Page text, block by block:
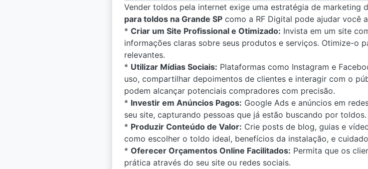
Vender toldos pela internet exige uma estratégia de marketing
para toldos na Grande SP como a RF Digital pode ajudar você
* Criar um Site Profissional e Otimizado: Invista em um site
informações claras sobre seus produtos e serviços. Otimize-o
relevantes.
* Utilizar Mídias Sociais: Plataformas como Instagram e
uso, compartilhar depoimentos de clientes e interagir com o
podem alcançar potenciais compradores com precisão.
* Investir em Anúncios Pagos: Google Ads e anúncios em
seu site, capturando pessoas que já estão buscando por toldos.
* Produzir Conteúdo de Valor: Crie posts de blog, guias e
como escolher o toldo ideal, benefícios da instalação, e
* Oferecer Orçamentos Online Facilitados: Permita que os
prática através do seu site ou redes sociais.